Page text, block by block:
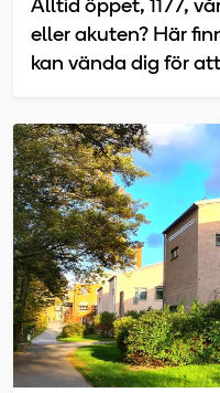
Alltid öppet, 1177,
eller akuten? Här
kan vända dig för